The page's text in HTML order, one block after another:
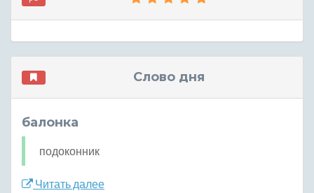
Слово дня
балонка
подоконник
Читать далее